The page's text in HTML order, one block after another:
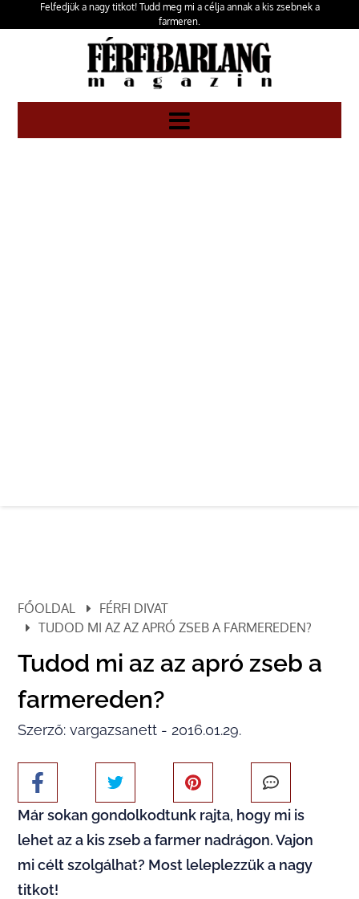
Felfedjük a nagy titkot! Tudd meg mi a célja annak a kis zsebnek a
farmeren.
FŐOLDAL
FÉRFI DIVAT
TUDOD MI AZ AZ APRÓ ZSEB A FARMEREDEN?
Tudod mi az az apró zseb a
farmereden?
Szerző: vargazsanett - 2016.01.29.
Már sokan gondolkodtunk rajta, hogy mi is
lehet az a kis zseb a farmer nadrágon. Vajon
mi célt szolgálhat? Most leleplezzük a nagy
titkot!